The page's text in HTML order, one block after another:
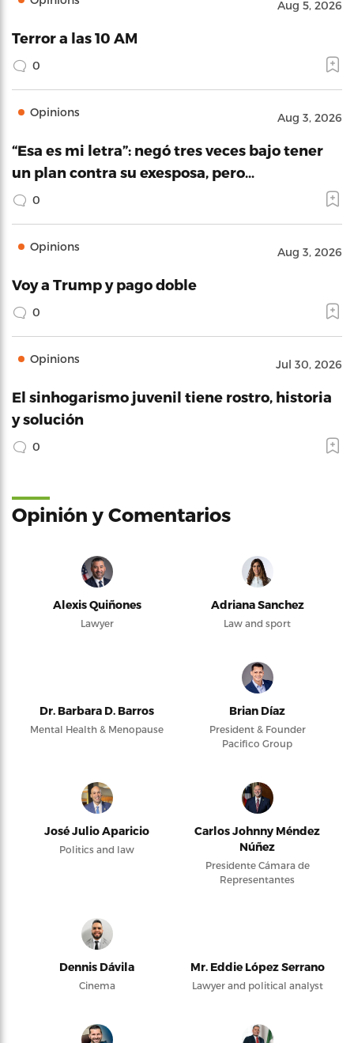
Aug 5, 2026
Terror a las 10 AM
0
Opinions Aug 3, 2026
“Esa es mi letra”: negó tres veces bajo tener
un plan contra su exesposa, pero…
0
Opinions Aug 3, 2026
Voy a Trump y pago doble
0
Opinions Jul 30, 2026
El sinhogarismo juvenil tiene rostro, historia
y solución
0
Opinión y Comentarios
Alexis Quiñones
Lawyer
Adriana Sanchez
Law and sport
Dr. Barbara D. Barros
Mental Health & Menopause
Brian Díaz
President & Founder
Pacifico Group
José Julio Aparicio
Politics and law
Carlos Johnny Méndez
Núñez
Presidente Cámara de
Representantes
Dennis Dávila
Cinema
Mr. Eddie López Serrano
Lawyer and political analyst